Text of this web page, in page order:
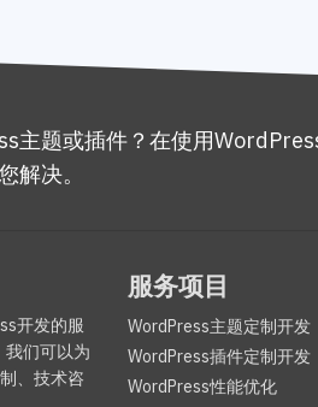
主题或插件？在使用
解决。
开发的服
我们可以为
、技术咨
服务项目
WordPress主题定制开发
WordPress插件定制开发
WordPress性能优化